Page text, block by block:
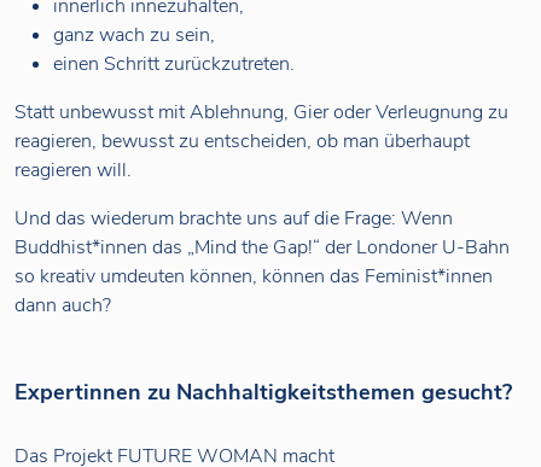
innerlich innezuhalten,
ganz wach zu sein,
einen Schritt zurückzutreten.
Statt unbewusst mit Ablehnung, Gier oder Verleugnung zu
reagieren, bewusst zu entscheiden, ob man überhaupt
reagieren will.
Und das wiederum brachte uns auf die Frage: Wenn
Buddhist*innen das „Mind the Gap!“ der Londoner U-Bahn
so kreativ umdeuten können, können das Feminist*innen
dann auch?
Expertinnen zu Nachhaltigkeitsthemen gesucht?
Das Projekt FUTURE WOMAN macht